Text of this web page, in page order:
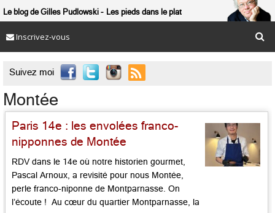
Le blog de Gilles Pudlowski Les pieds dans le plat
Inscrivez-vous
Suivez moi 
Montée
Paris 14e : les envolées franco-
nipponnes de Montée
RDV dans le 14e où notre historien gourmet,
Pascal Arnoux, a revisité pour nous Montée,
perle franco-niponne de Montparnasse. On
l’écoute ! Au cœur du quartier Montparnasse, la